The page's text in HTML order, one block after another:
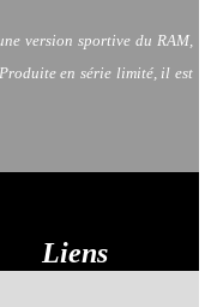
version sportive du RAM,
en série limité, il est
Liens